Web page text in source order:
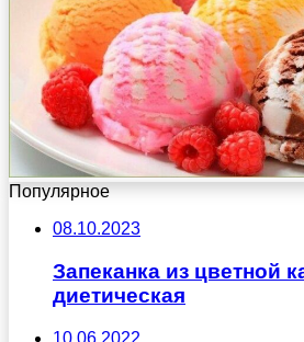
Популярное
08.10.2023
Запеканка из цветной
диетическая
10.06.2022